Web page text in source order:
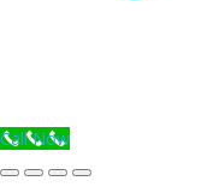
Call Now